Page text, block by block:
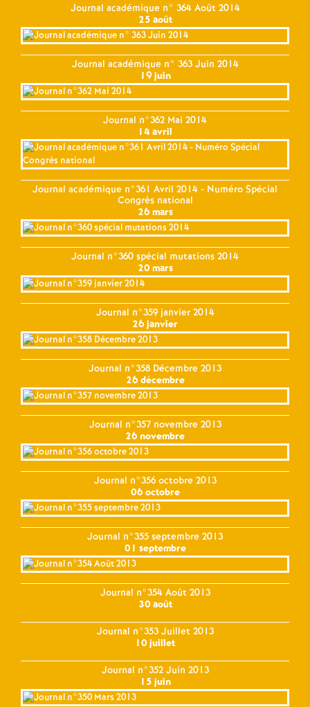
Journal académique n° 364 Août 2014
25 août
Journal académique n° 363 Juin 2014
19 juin
Journal n°362 Mai 2014
14 avril
Journal académique n°361 Avril 2014 - Numéro Spécial
Congrès national
26 mars
Journal n°360 spécial mutations 2014
20 mars
Journal n°359 janvier 2014
26 janvier
Journal n°358 Décembre 2013
26 décembre
Journal n°357 novembre 2013
26 novembre
Journal n°356 octobre 2013
06 octobre
Journal n°355 septembre 2013
01 septembre
Journal n°354 Août 2013
30 août
Journal n°353 Juillet 2013
10 juillet
Journal n°352 Juin 2013
15 juin